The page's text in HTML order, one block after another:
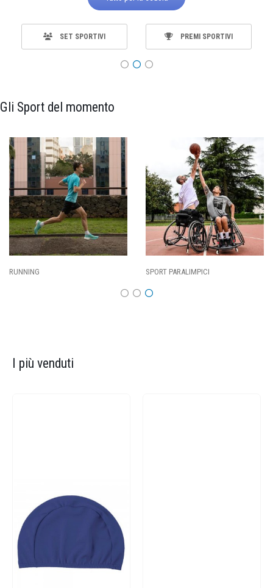
SET SPORTIVI PREMI SPORTIVI
Gli Sport del momento
SPORT PARALIMPICI CALCIO
I più venduti